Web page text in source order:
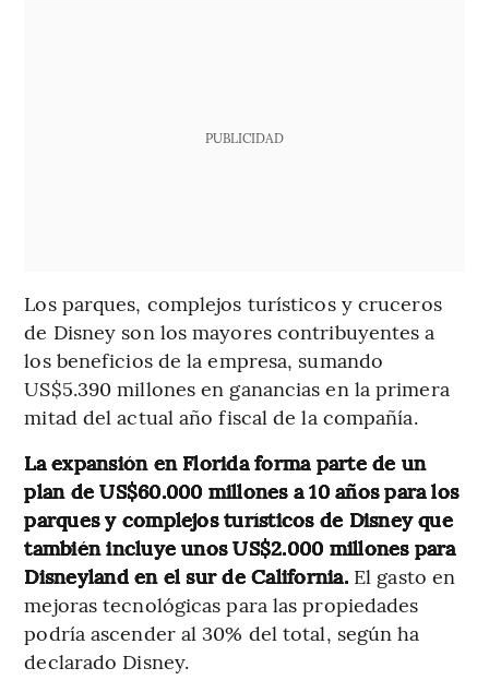
PUBLICIDAD
Los parques, complejos turísticos y cruceros
de Disney son los mayores contribuyentes a
los beneficios de la empresa, sumando
US$5.390 millones en ganancias en la primera
mitad del actual año fiscal de la compañía.
La expansión en Florida forma parte de un
plan de US$60.000 millones a 10 años para los
parques y complejos turísticos de Disney que
también incluye unos US$2.000 millones para
Disneyland en el sur de California. El gasto en
mejoras tecnológicas para las propiedades
podría ascender al 30% del total, según ha
declarado Disney.